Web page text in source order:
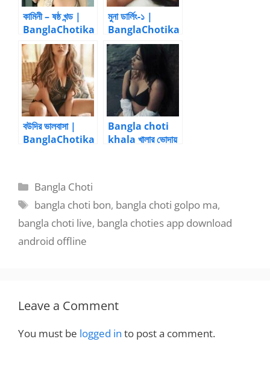
কামিনী – ষষ্ঠ খন্ড |
BanglaChotika
hini
মুনা ডার্লিং-১ |
BanglaChotika
hini – New
Bangla Choti
বউদির ভালবাসা |
BanglaChotika
Bangla choti
khala খালার ভোদায়
Categories
Bangla Choti
Tags
bangla choti bon, bangla choti golpo ma,
bangla choti live, bangla choties app download
android offline
Leave a Comment
You must be logged in to post a comment.